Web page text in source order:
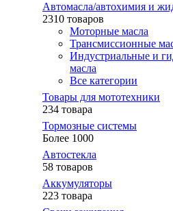
Автомасла/автохимия и
2310 товаров
Моторные масла
Трансмиссионные
Индустриальные и
масла
Все категории
Товары для мототехники
234 товара
Тормозные системы
Более 1000
Автостекла
58 товаров
Аккумуляторы
223 товара